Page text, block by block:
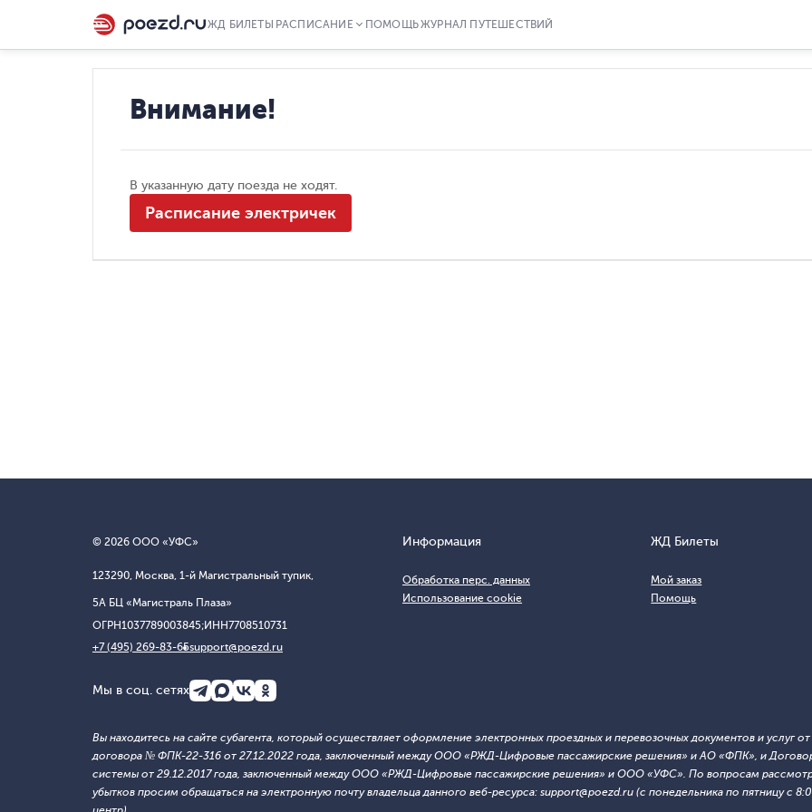
ЖД БИЛЕТЫ РАСПИСАНИЕ ПОМОЩЬЖУРНАЛ ПУТЕШЕСТВИЙ
Внимание!
В указанную дату поезда не ходят.
Расписание электричек
© 2026 ООО «УФС»
123290, Москва, 1-й Магистральный тупик,
5А БЦ «Магистраль Плаза»
ОГРН1037789003845;ИНН7708510731
+7 (495) 269-83-65support@poezd.ru
Информация
Обработка перс. данных
Использование cookie
ЖД Билеты
Мой заказ
Помощь
Мы в соц. сетях
Вы находитесь на сайте субагента, который осуществляет оформление электронных проездных и перевозочных документов и услуг
договора № ФПК-22-316 от 27.12.2022 года, заключенный между ООО «РЖД-Цифровые пассажирские решения» и АО «ФПК», и
системы от 29.12.2017 года, заключенный между ООО «РЖД-Цифровые пассажирские решения» и ООО «УФС». По вопросам
убытков просим обращаться на электронную почту владельца данного веб-ресурса: support@poezd.ru (с понедельника по пятницу с